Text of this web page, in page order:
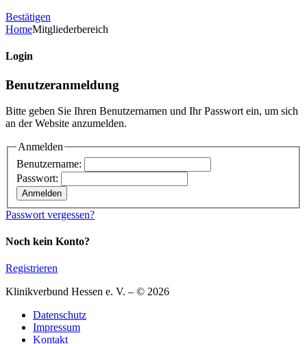
Bestätigen
HomeMitgliederbereich
Login
Benutzeranmeldung
Bitte geben Sie Ihren Benutzernamen und Ihr Passwort ein, um sich
an der Website anzumelden.
Anmelden
Benutzername:
Passwort:
Passwort vergessen?
Noch kein Konto?
Registrieren
Klinikverbund Hessen e. V. – © 2026
Datenschutz
Impressum
Kontakt